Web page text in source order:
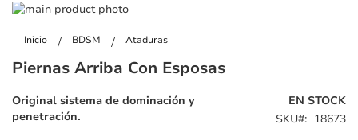
Inicio BDSM Ataduras
Saltar
final
la
de
imágenes
de
galería
de
Piernas Arriba Con Esposas
EN STOCK
SKU
18673
Original sistema de dominación y
penetración.